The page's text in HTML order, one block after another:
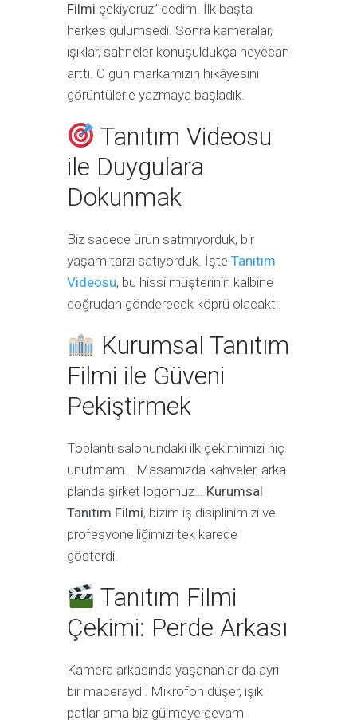
Filmi çekiyoruz” dedim. İlk başta
herkes gülümsedi. Sonra kameralar,
ışıklar, sahneler konuşuldukça heyecan
arttı. O gün markamızın hikâyesini
görüntülerle yazmaya başladık.
Tanıtım Videosu
ile Duygulara
Dokunmak
Biz sadece ürün satmıyorduk, bir
yaşam tarzı satıyorduk. İşte Tanıtım
Videosu, bu hissi müşterinin kalbine
doğrudan gönderecek köprü olacaktı.
Kurumsal Tanıtım
Filmi ile Güveni
Pekiştirmek
Toplantı salonundaki ilk çekimimizi hiç
unutmam… Masamızda kahveler, arka
planda şirket logomuz… Kurumsal
Tanıtım Filmi, bizim iş disiplinimizi ve
profesyonelliğimizi tek karede
gösterdi.
Tanıtım Filmi
Çekimi: Perde Arkası
Kamera arkasında yaşananlar da ayrı
bir maceraydı. Mikrofon düşer, ışık
patlar ama biz gülmeye devam